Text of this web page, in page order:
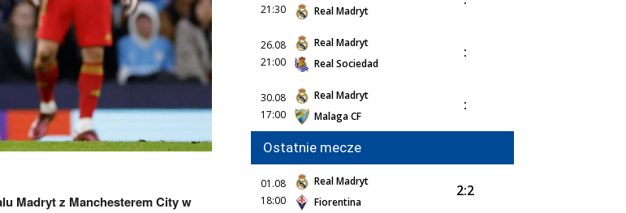
Madryt z Manchesterem City w
21:30
Real Madryt
26.08
21:00
Real Madryt
Real Sociedad
:
30.08
17:00
Real Madryt
Malaga CF
:
Ostatnie mecze
01.08
18:00
Real Madryt
Fiorentina
2:2